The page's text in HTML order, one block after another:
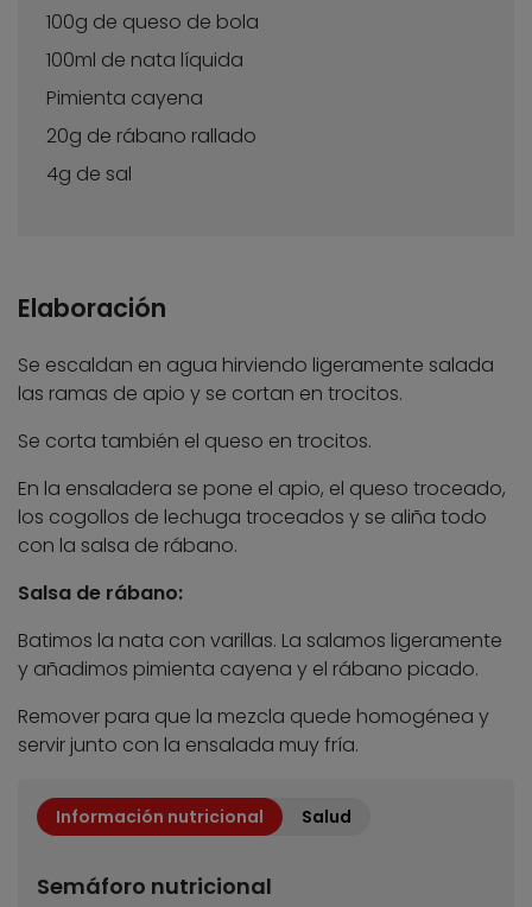
100g de queso de bola
100ml de nata líquida
Pimienta cayena
20g de rábano rallado
4g de sal
Elaboración
Se escaldan en agua hirviendo ligeramente salada
las ramas de apio y se cortan en trocitos.
Se corta también el queso en trocitos.
En la ensaladera se pone el apio, el queso troceado,
los cogollos de lechuga troceados y se aliña todo
con la salsa de rábano.
Salsa de rábano:
Batimos la nata con varillas. La salamos ligeramente
y añadimos pimienta cayena y el rábano picado.
Remover para que la mezcla quede homogénea y
servir junto con la ensalada muy fría.
Información nutricional Salud
Semáforo nutricional